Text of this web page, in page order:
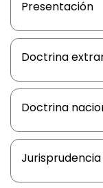
Presentación
Doctrina
Doctrina
Jurisprudencia